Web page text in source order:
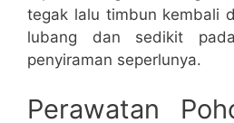
tegak lalu timbun kembali
lubang dan sedikit
penyiraman seperlunya.
Perawatan